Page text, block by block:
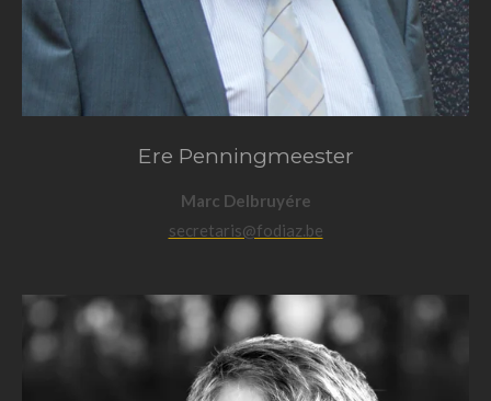
Ere Penningmeester
Marc Delbruyére
secretaris@fodiaz.be